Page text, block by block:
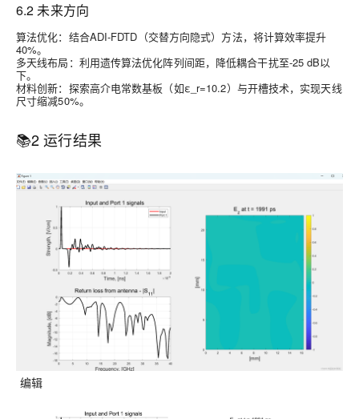
6.2 未来方向
算法优化：结合ADI-FDTD（交替方向隐式）方法，将计算效率提升
40%。
多天线布局 ：利用遗传算法优化阵列间距，降低耦合干扰至-25 dB以
下。
材料创新：探索高介电常数基板（如ε_r=10.2）与开槽技术，实现天线
尺寸缩减50%。
📚2 运行结果
编辑